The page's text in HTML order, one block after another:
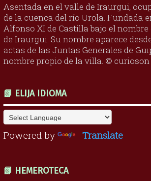
Asentada en el valle de Iraurgui,
de la cuenca del río Urola. Fundada
Alfonso XI de Castilla bajo el
de Iraurgui. Su nombre aparece
actas de las Juntas Generales de
nombre propio de la villa. © curioson
📗 ELIJA IDIOMA
Powered by Translate
📗 HEMEROTECA